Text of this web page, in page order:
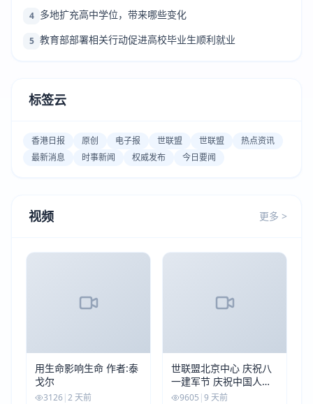
4 多地扩充高中学位，带来哪些变化
5 教育部部署相关行动促进高校毕业生顺利就业
标签云
香港日报 原创 电子报 世联盟 世联盟
热点资讯
最新消息
时事新闻 权威发布 今日要闻
视频 更多 >
用生命影响生命 作者:泰
戈尔
3126|2 天前
世联盟北京中心 庆祝八
一建军节 庆祝中国人民
解放军建军99周年
9605 |9 天前